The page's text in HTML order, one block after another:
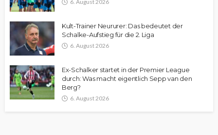
6. August 2026
Kult-Trainer Neururer: Das bedeutet der
Schalke-Aufstieg für die 2. Liga
6. August 2026
Ex-Schalker startet in der Premier League
durch: Was macht eigentlich Sepp van den
Berg?
6. August 2026